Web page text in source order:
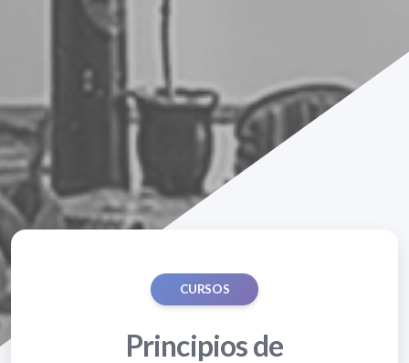
CURSOS
Principios de